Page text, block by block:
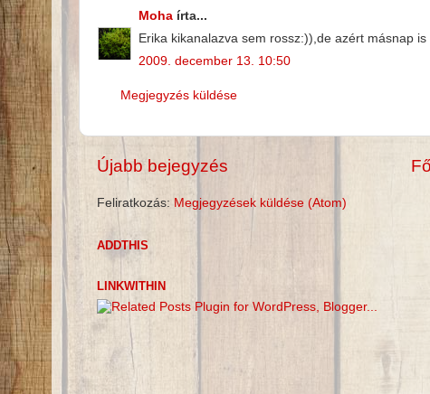
Moha írta...
Erika kikanalazva sem rossz:)),de azért másnap
2009. december 13. 10:50
Megjegyzés küldése
Újabb bejegyzés
Feliratkozás: Megjegyzések küldése (Atom)
ADDTHIS
LINKWITHIN